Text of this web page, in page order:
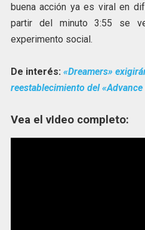
buena acción ya es viral en
partir del minuto 3:55 se
experimento social.
De interés: «Dreamers»
reestablecimiento del «Advance
Vea el vIdeo completo: